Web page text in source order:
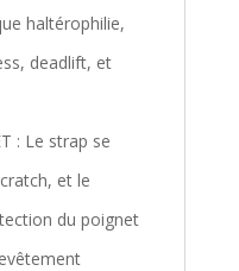
haltérophilie,
deadlift, et
: Le strap se
et le
du poignet